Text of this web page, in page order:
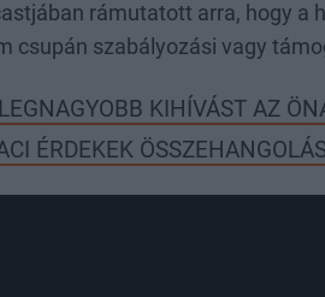
rámutatott arra, hogy a
csupán szabályozási vagy
KIHÍVÁST AZ
ÉRDEKEK